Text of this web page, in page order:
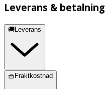
Leverans & betalning
🚚Leverans
🧺Fraktkostnad